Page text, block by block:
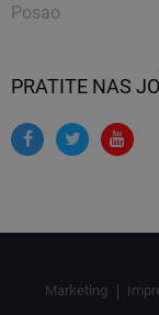
Posao
PRATITE NAS
Marketing